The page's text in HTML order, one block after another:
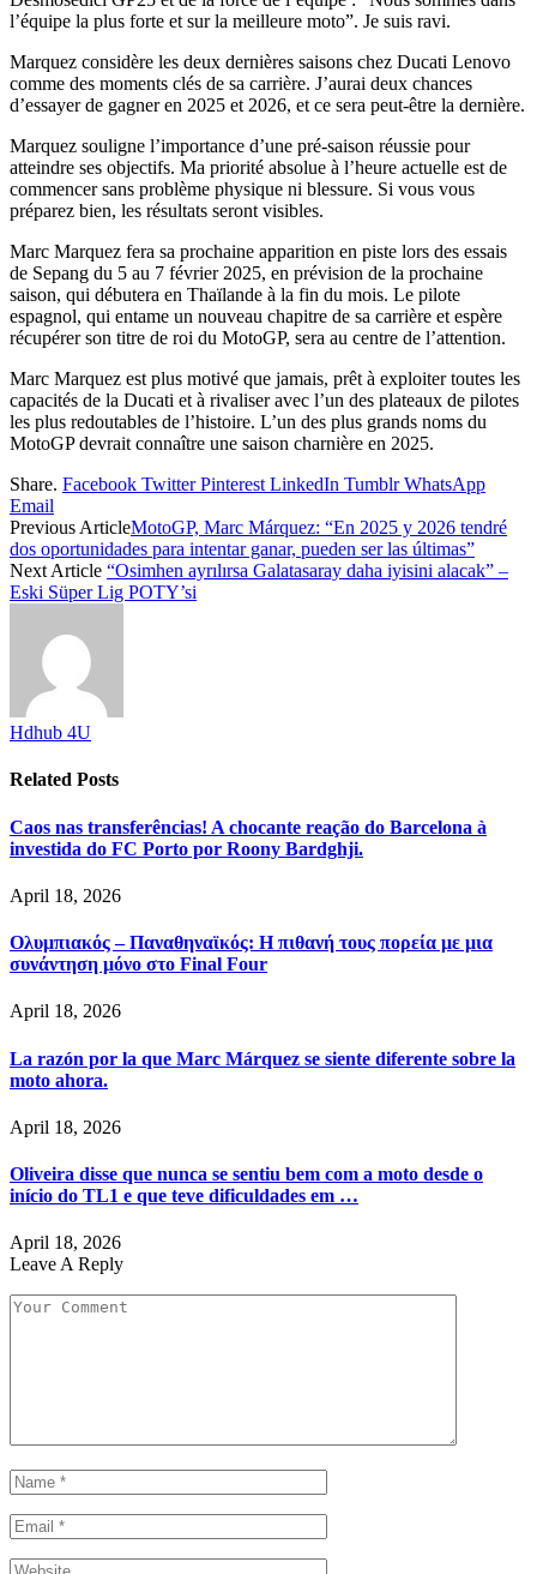
l’équipe la plus forte et sur la meilleure moto”. Je suis ravi.
Marquez considère les deux dernières saisons chez Ducati Lenovo
comme des moments clés de sa carrière. J’aurai deux chances
d’essayer de gagner en 2025 et 2026, et ce sera peut-être la dernière.
Marquez souligne l’importance d’une pré-saison réussie pour
atteindre ses objectifs. Ma priorité absolue à l’heure actuelle est de
commencer sans problème physique ni blessure. Si vous vous
préparez bien, les résultats seront visibles.
Marc Marquez fera sa prochaine apparition en piste lors des essais
de Sepang du 5 au 7 février 2025, en prévision de la prochaine
saison, qui débutera en Thaïlande à la fin du mois. Le pilote
espagnol, qui entame un nouveau chapitre de sa carrière et espère
récupérer son titre de roi du MotoGP, sera au centre de l’attention.
Marc Marquez est plus motivé que jamais, prêt à exploiter toutes les
capacités de la Ducati et à rivaliser avec l’un des plateaux de pilotes
les plus redoutables de l’histoire. L’un des plus grands noms du
MotoGP devrait connaître une saison charnière en 2025.
Share. Facebook Twitter Pinterest LinkedIn Tumblr WhatsApp
Email
Previous ArticleMotoGP, Marc Márquez: “En 2025 y 2026 tendré
dos oportunidades para intentar ganar, pueden ser las últimas”
Next Article “Osimhen ayrılırsa Galatasaray daha iyisini alacak” –
Eski Süper Lig POTY’si
Hdhub 4U
Related Posts
Caos nas transferências! A chocante reação do Barcelona à
investida do FC Porto por Roony Bardghji.
April 18, 2026
Ολυμπιακός – Παναθηναϊκός: Η πιθανή τους πορεία με μια
συνάντηση μόνο στο Final Four
April 18, 2026
La razón por la que Marc Márquez se siente diferente sobre la
moto ahora.
April 18, 2026
Oliveira disse que nunca se sentiu bem com a moto desde o
início do TL1 e que teve dificuldades em …
April 18, 2026
Leave A Reply